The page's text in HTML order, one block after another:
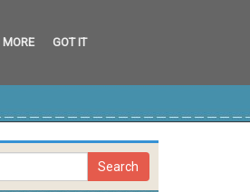
MORE GOT IT